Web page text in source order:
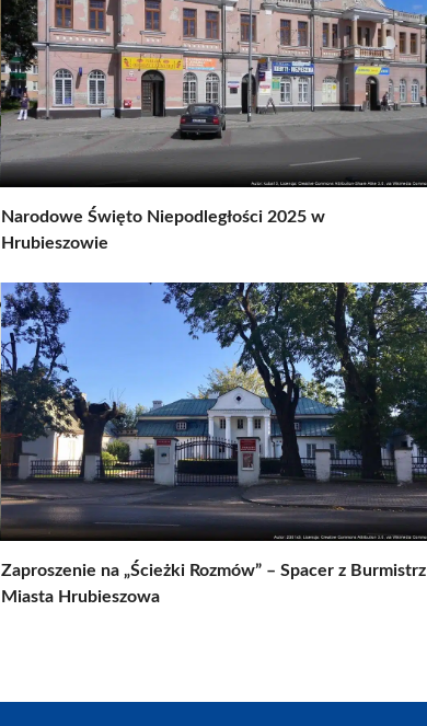
Narodowe Święto Niepodległości 2025 w
Hrubieszowie
Zaproszenie na „Ścieżki Rozmów” – Spacer z Burmistrz
Miasta Hrubieszowa